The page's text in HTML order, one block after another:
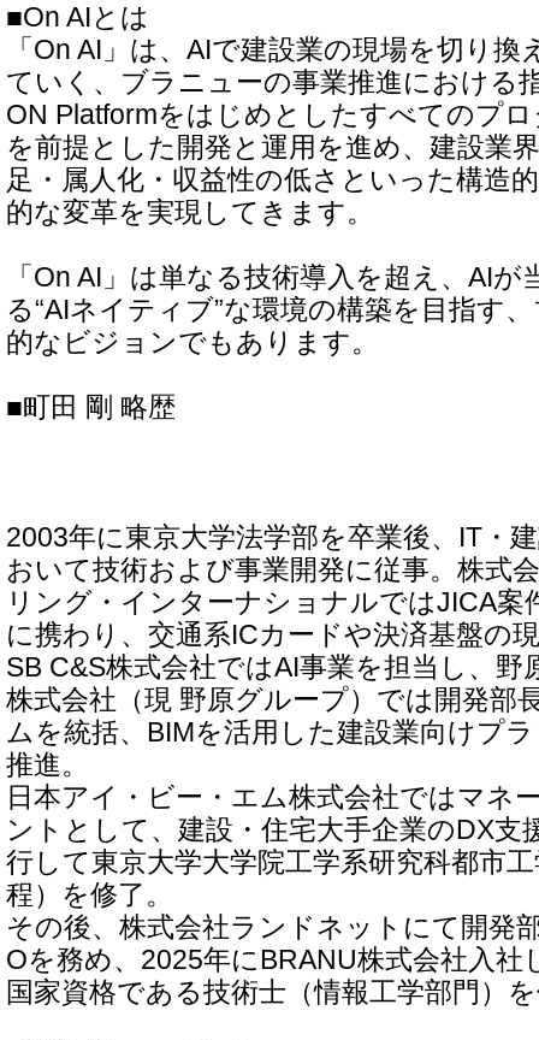
■On AIとは
「On AI」は、AIで建設業の現場を切り
ていく、ブラニューの事業推進における
ON Platformをはじめとしたすべてのプ
を前提とした開発と運用を進め、建設業
足・属人化・収益性の低さといった構造
的な変革を実現してきます。
「On AI」は単なる技術導入を超え、AI
る“AIネイティブ”な環境の構築を目指す
的なビジョンでもあります。
■町田 剛 略歴
2003年に東京大学法学部を卒業後、IT・
おいて技術および事業開発に従事。株式
リング・インターナショナルではJICA案
に携わり、交通系ICカードや決済基盤の
SB C&S株式会社ではAI事業を担当し、
株式会社（現 野原グループ）では開発部
ムを統括、BIMを活用した建設業向けプ
推進。
日本アイ・ビー・エム株式会社ではマネ
ントとして、建設・住宅大手企業のDX支
行して東京大学大学院工学系研究科都市
程）を修了。
その後、株式会社ランドネットにて開発
Oを務め、2025年にBRANU株式会社入社
国家資格である技術士（情報工学部門）